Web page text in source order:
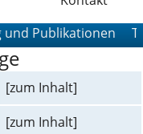
und Publikationen
[zum Inhalt]
[zum Inhalt]